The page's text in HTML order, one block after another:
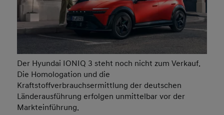
Der Hyundai IONIQ 3 steht noch nicht zum Verkauf.
Die Homologation und die
Kraftstoffverbrauchsermittlung der deutschen
Länderausführung erfolgen unmittelbar vor der
Markteinführung.